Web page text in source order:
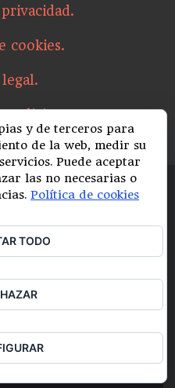
cookies.
porThemeIsle
y de terceros para
de la web, medir su
Puede aceptar
las no necesarias o
Política de cookies
TODO